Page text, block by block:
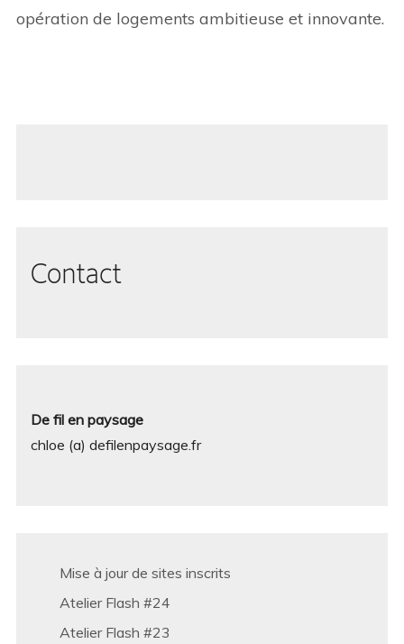
opération de logements ambitieuse et innovante.
Contact
De fil en paysage
chloe (a) defilenpaysage.fr
Mise à jour de sites inscrits
Atelier Flash #24
Atelier Flash #23